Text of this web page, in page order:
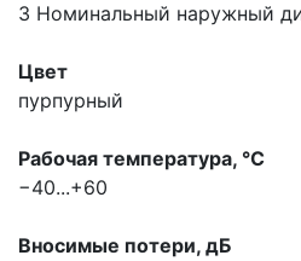
3 Номинальный наружный
Цвет
пурпурный
Рабочая температура, °С
−40...+60
Вносимые потери, дБ